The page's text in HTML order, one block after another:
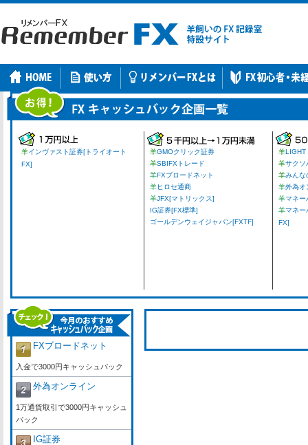
羊インヴァスト証券[トライオート
FX]
羊GMOクリック証券
羊SBIFXトレード
羊FXブロードネット
羊ヒロセ通商
羊JFX[マトリックス]
IG証券[FX標準]
ゴールデンウェイジャパン[FXTF]
羊LIGHT
羊サクソ
羊みんな
羊外為オ
羊マネー
羊マネー
FX]
FXブロードネット
入金で3000円キャッシュバック
外為オンライン
1万通貨取引で3000円キャッシュ
バック
IG証券